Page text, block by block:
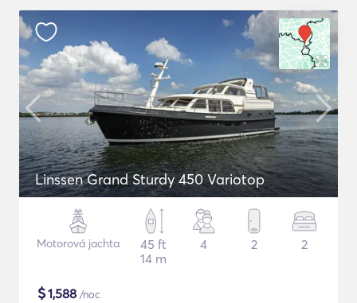
Linssen Grand Sturdy 450 Variotop
Motorová jachta
45 ft
14 m
4 2 2
$1,588 /noc